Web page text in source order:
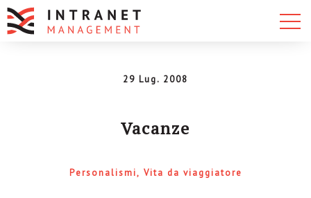
29 Lug. 2008
Vacanze
Personalismi Vita da viaggiatore